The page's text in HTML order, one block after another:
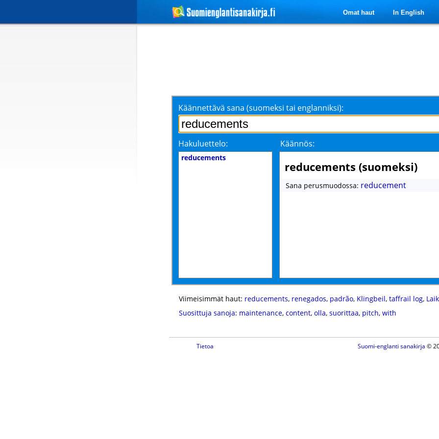
Omat haut In English
Käännettävä sana (suomeksi tai englanniksi):
Hakuluettelo: Käännös:
reducements
reducements (suomeksi)
Sana perusmuodossa: reducement
Viimeisimmät haut: reducements, renegados, padrão, Klingbeil, taffrail log,
Suosittuja sanoja: maintenance, content, olla, suorittaa, pitch, with
Tietoa Suomi-englanti sanakirja ©